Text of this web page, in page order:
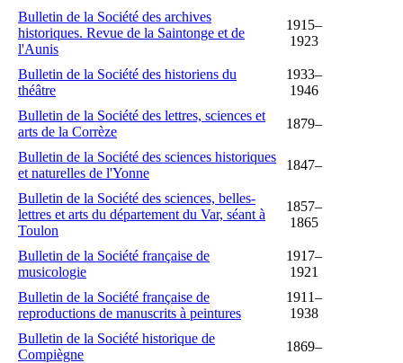
Bulletin de la Société des archives
historiques. Revue de la Saintonge et de
l'Aunis
1915–
1923
Bulletin de la Société des historiens du
théâtre
1933–
1946
Bulletin de la Société des lettres, sciences et
arts de la Corrèze
1879–
Bulletin de la Société des sciences historiques
et naturelles de l'Yonne
1847–
Bulletin de la Société des sciences, belles-
lettres et arts du département du Var, séant à
Toulon
1857–
1865
Bulletin de la Société française de
musicologie
1917–
1921
Bulletin de la Société française de
reproductions de manuscrits à peintures
1911–
1938
Bulletin de la Société historique de
Compiègne
1869–